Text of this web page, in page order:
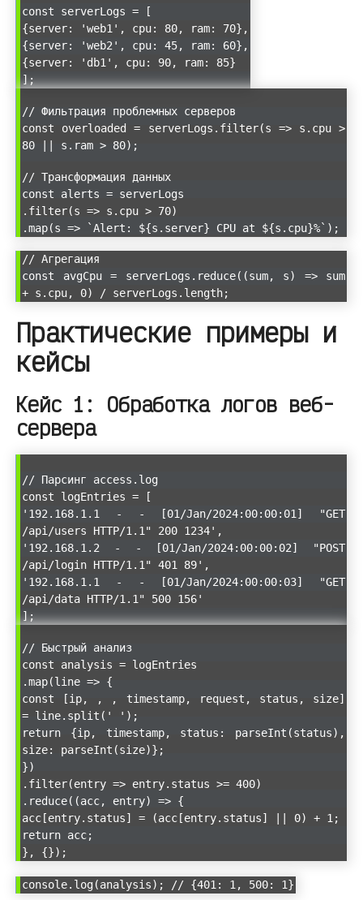
const serverLogs = [
{server: 'web1', cpu: 80, ram: 70},
{server: 'web2', cpu: 45, ram: 60},
{server: 'db1', cpu: 90, ram: 85}
];
// Фильтрация проблемных серверов
const overloaded = serverLogs.filter(s => s.cpu >
80 || s.ram > 80);
// Трансформация данных
const alerts = serverLogs
.filter(s => s.cpu > 70)
.map(s => `Alert: ${s.server} CPU at ${s.cpu}%`);
// Агрегация
const avgCpu = serverLogs.reduce((sum, s) => sum
+ s.cpu, 0) / serverLogs.length;
Практические примеры и
кейсы
Кейс 1: Обработка логов веб-
сервера
// Парсинг access.log
const logEntries = [
'192.168.1.1 - - [01/Jan/2024:00:00:01] "GET
/api/users HTTP/1.1" 200 1234',
'192.168.1.2 - - [01/Jan/2024:00:00:02] "POST
/api/login HTTP/1.1" 401 89',
'192.168.1.1 - - [01/Jan/2024:00:00:03] "GET
/api/data HTTP/1.1" 500 156'
];
// Быстрый анализ
const analysis = logEntries
.map(line => {
const [ip, , , timestamp, request, status, size]
= line.split(' ');
return {ip, timestamp, status: parseInt(status),
size: parseInt(size)};
})
.filter(entry => entry.status >= 400)
.reduce((acc, entry) => {
acc[entry.status] = (acc[entry.status] || 0) + 1;
return acc;
}, {});
console.log(analysis); // {401: 1, 500: 1}